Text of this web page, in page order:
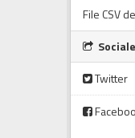
File CSV
Sociale
Twitter